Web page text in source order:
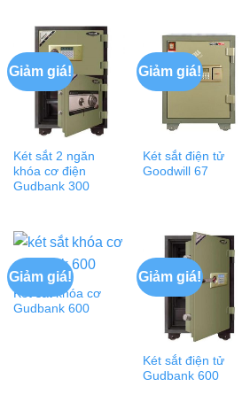
Giảm giá!
Két sắt 2 ngăn
khóa cơ điện
Gudbank 300
Giảm giá!
Két sắt điện tử
Goodwill 67
Giảm giá!
Két sắt khóa cơ
Gudbank 600
Giảm giá!
Két sắt điện tử
Gudbank 600